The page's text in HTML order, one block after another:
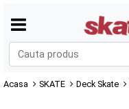
Acasa SKATE Deck Skate